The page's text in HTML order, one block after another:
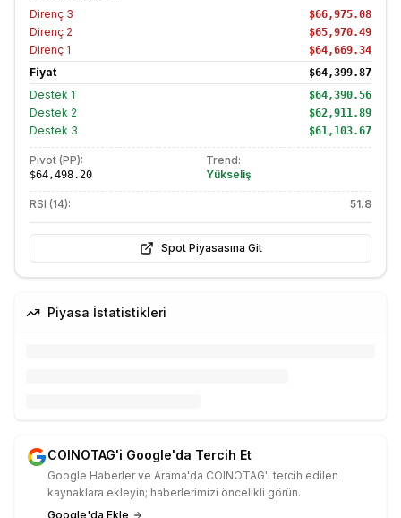
Direnç 3 $66,975.08
Direnç 2 $65,970.49
Direnç 1 $64,669.34
Fiyat $64,399.87
Destek 1 $64,390.56
Destek 2 $62,911.89
Destek 3 $61,103.67
Pivot (PP):
$64,498.20
Trend:
Yükseliş
RSI (14): 51.8
Spot Piyasasına Git
Piyasa İstatistikleri
COINOTAG'i Google'da Tercih Et
Google Haberler ve Arama'da COINOTAG'i tercih edilen
kaynaklara ekleyin; haberlerimizi öncelikli görün.
Google'da Ekle